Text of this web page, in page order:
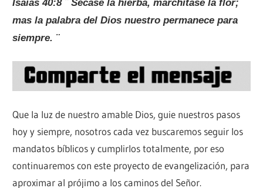
Isaías 40:8 ¨ Sécase la hierba, marchítase la flor;
mas la palabra del Dios nuestro permanece para
siempre. ¨
Que la luz de nuestro amable Dios, guie nuestros pasos
hoy y siempre, nosotros cada vez buscaremos seguir los
mandatos bíblicos y cumplirlos totalmente, por eso
continuaremos con este proyecto de evangelización, para
aproximar al prójimo a los caminos del Señor.